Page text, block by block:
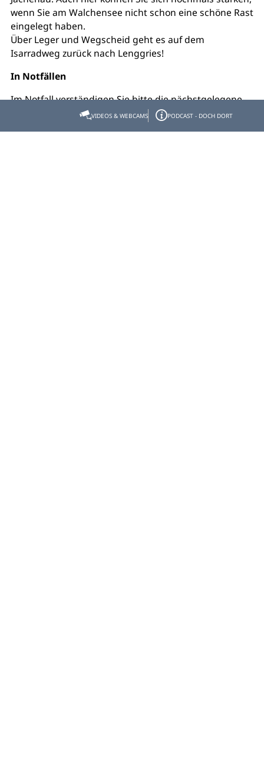
wenn Sie am Walchensee nicht schon eine schöne Rast
eingelegt haben.
Über Leger und Wegscheid geht es auf dem
Isarradweg zurück nach Lenggries!
In Notfällen
Im Notfall verständigen Sie bitte die nächstgelegene
Rettungsleitstelle. Diese erreichen Sie unabhängig
vom Standort und europaweit unter
VIDEOS & WEBCAMS PODCAST - DOCH DORT